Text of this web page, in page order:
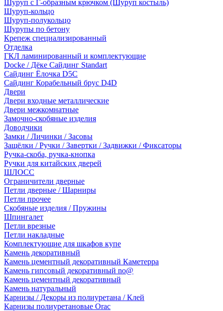
Шуруп с Г-образным крючком (Шуруп костыль)
Шуруп-кольцо
Шуруп-полукольцо
Шурупы по бетону
Крепеж специализированный
Отделка
ГКЛ ламинированный и комплектующие
Docke / Дёке Сайдинг Standart
Сайдинг Ёлочка D5C
Сайдинг Корабельный брус D4D
Двери
Двери входные металлические
Двери межкомнатные
Замочно-скобяные изделия
Доводчики
Замки / Личинки / Засовы
Защёлки / Ручки / Завертки / Задвижки / Фиксаторы
Ручка-скоба, ручка-кнопка
Ручки для китайских дверей
ШЛОСС
Ограничители дверные
Петли дверные / Шарниры
Петли прочее
Скобяные изделия / Пружины
Шпингалет
Петли врезные
Петли накладные
Комплектующие для шкафов купе
Камень декоративный
Камень цементный декоративный Каметерра
Камень гипсовый декоративный no@
Камень цементный декоративный
Камень натуральный
Карнизы / Декоры из полиуретана / Клей
Карнизы полиуретановые Orac